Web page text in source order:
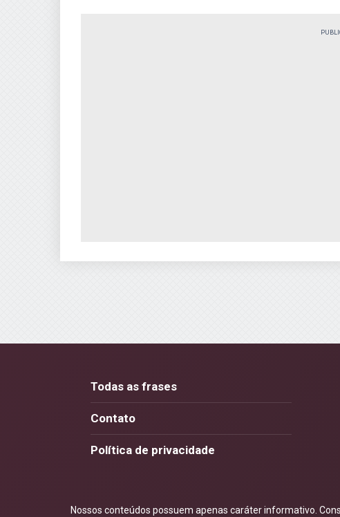
Todas as frases
Contato
Política de privacidade
Nossos conteúdos possuem apenas caráter informativo.